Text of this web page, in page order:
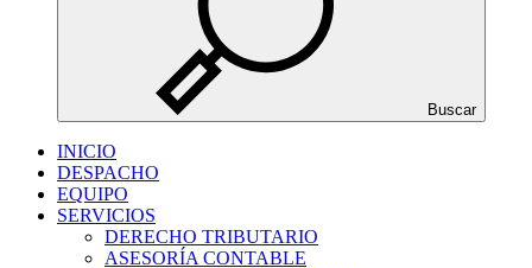
Buscar
INICIO
DESPACHO
EQUIPO
SERVICIOS
DERECHO TRIBUTARIO
ASESORÍA CONTABLE